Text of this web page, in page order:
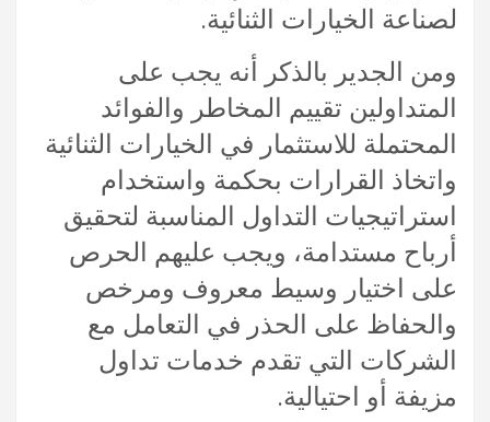
لصناعة الخيارات الثنائية.
ومن الجدير بالذكر أنه يجب على
المتداولين تقييم المخاطر والفوائد
المحتملة للاستثمار في الخيارات الثنائية
واتخاذ القرارات بحكمة واستخدام
استراتيجيات التداول المناسبة لتحقيق
أرباح مستدامة، ويجب عليهم الحرص
على اختيار وسيط معروف ومرخص
والحفاظ على الحذر في التعامل مع
الشركات التي تقدم خدمات تداول
مزيفة أو احتيالية.